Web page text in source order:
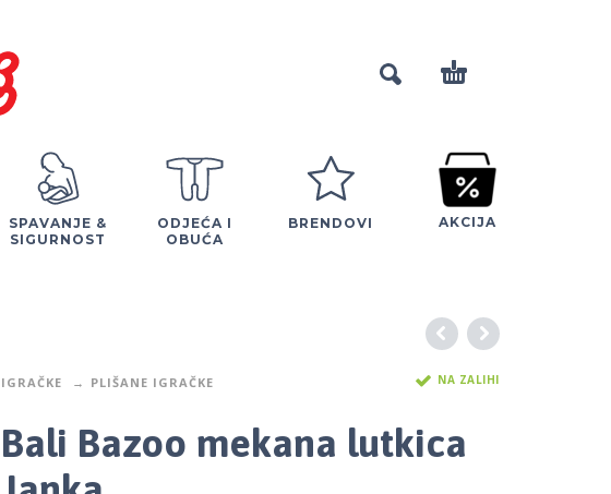
SPAVANJE &
SIGURNOST
ODJEĆA I
OBUĆA
BRENDOVI AKCIJA
IGRAČKE PLIŠANE IGRAČKE NA ZALIHI
Bali Bazoo mekana lutkica